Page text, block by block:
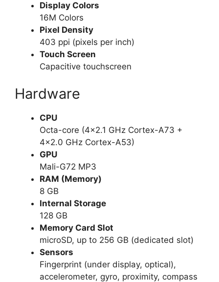
Display Colors
16M Colors
Pixel Density
403 ppi (pixels per inch)
Touch Screen
Capacitive touchscreen
Hardware
CPU
Octa-core (4×2.1 GHz Cortex-A73 +
4×2.0 GHz Cortex-A53)
GPU
Mali-G72 MP3
RAM (Memory)
8 GB
Internal Storage
128 GB
Memory Card Slot
microSD, up to 256 GB (dedicated slot)
Sensors
Fingerprint (under display, optical),
accelerometer, gyro, proximity, compass